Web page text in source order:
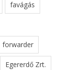
favágás
forwarder
Egererdő Zrt.